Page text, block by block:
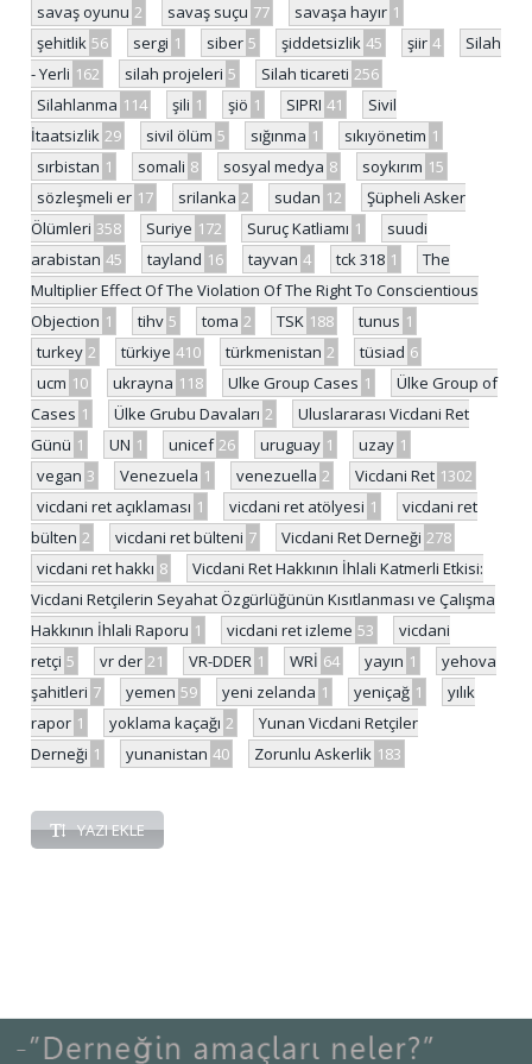
savaş oyunu 2 savaş suçu 77 savaşa hayır 1
şehitlik 56 sergi 1 siber 5 şiddetsizlik 45 şiir 4
Silah
- Yerli 162 silah projeleri 5 Silah ticareti 256
Silahlanma 114 şili 1 şiö 1 SIPRI 41
Sivil
İtaatsizlik 29 sivil ölüm 5 sığınma 1 sıkıyönetim 1
sırbistan 1 somali 8 sosyal medya 8 soykırım 15
sözleşmeli er 17 srilanka 2 sudan 12
Şüpheli Asker
Ölümleri 358 Suriye 172 Suruç Katliamı 1
suudi
arabistan 45 tayland 16 tayvan 4 tck 318 1
The
Multiplier Effect Of The Violation Of The Right To Conscientious
Objection 1 tihv 5 toma 2 TSK 188 tunus 1
turkey 2 türkiye 410 türkmenistan 2 tüsiad 6
ucm 10 ukrayna 118 Ulke Group Cases 1
Ülke Group of
Cases 1 Ülke Grubu Davaları 2
Uluslararası Vicdani Ret
Günü 1 UN 1 unicef 26 uruguay 1 uzay 1
vegan 3 Venezuela 1 venezuella 2 Vicdani Ret 1302
vicdani ret açıklaması 1 vicdani ret atölyesi 1
vicdani ret
bülten 2 vicdani ret bülteni 7 Vicdani Ret Derneği 278
vicdani ret hakkı 8
Vicdani Ret Hakkının İhlali Katmerli Etkisi:
Vicdani Retçilerin Seyahat Özgürlüğünün Kısıtlanması ve Çalışma
Hakkının İhlali Raporu 1 vicdani ret izleme 53
vicdani
retçi 5 vr der 21 VR-DDER 1 WRİ 64 yayın 1
yehova
şahitleri 7 yemen 59 yeni zelanda 1 yeniçağ 1
yılık
rapor 1 yoklama kaçağı 2
Yunan Vicdani Retçiler
Derneği 1 yunanistan 40 Zorunlu Askerlik 183
YAZI EKLE